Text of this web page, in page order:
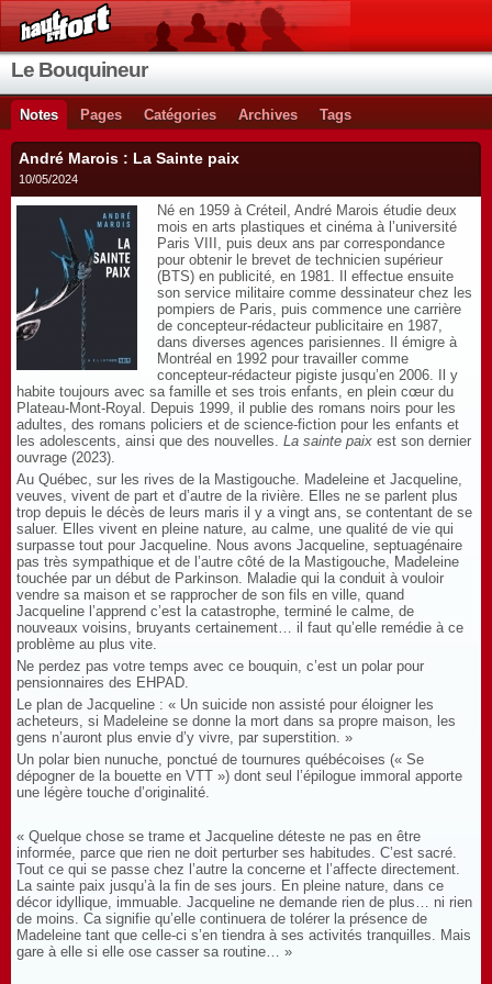
Le Bouquineur
Notes Pages Catégories Archives Tags
André Marois : La Sainte paix
10/05/2024
Né en 1959 à Créteil, André Marois étudie deux
mois en arts plastiques et cinéma à l’université
Paris VIII, puis deux ans par correspondance
pour obtenir le brevet de technicien supérieur
(BTS) en publicité, en 1981. Il effectue ensuite
son service militaire comme dessinateur chez les
pompiers de Paris, puis commence une carrière
de concepteur-rédacteur publicitaire en 1987,
dans diverses agences parisiennes. Il émigre à
Montréal en 1992 pour travailler comme
concepteur-rédacteur pigiste jusqu’en 2006. Il y
habite toujours avec sa famille et ses trois enfants, en plein cœur du
Plateau-Mont-Royal. Depuis 1999, il publie des romans noirs pour les
adultes, des romans policiers et de science-fiction pour les enfants et
les adolescents, ainsi que des nouvelles. La sainte paix est son dernier
ouvrage (2023).
Au Québec, sur les rives de la Mastigouche. Madeleine et Jacqueline,
veuves, vivent de part et d’autre de la rivière. Elles ne se parlent plus
trop depuis le décès de leurs maris il y a vingt ans, se contentant de se
saluer. Elles vivent en pleine nature, au calme, une qualité de vie qui
surpasse tout pour Jacqueline. Nous avons Jacqueline, septuagénaire
pas très sympathique et de l’autre côté de la Mastigouche, Madeleine
touchée par un début de Parkinson. Maladie qui la conduit à vouloir
vendre sa maison et se rapprocher de son fils en ville, quand
Jacqueline l’apprend c’est la catastrophe, terminé le calme, de
nouveaux voisins, bruyants certainement… il faut qu’elle remédie à ce
problème au plus vite.
Ne perdez pas votre temps avec ce bouquin, c’est un polar pour
pensionnaires des EHPAD.
Le plan de Jacqueline : « Un suicide non assisté pour éloigner les
acheteurs, si Madeleine se donne la mort dans sa propre maison, les
gens n’auront plus envie d’y vivre, par superstition. »
Un polar bien nunuche, ponctué de tournures québécoises (« Se
dépogner de la bouette en VTT ») dont seul l’épilogue immoral apporte
une légère touche d’originalité.
« Quelque chose se trame et Jacqueline déteste ne pas en être
informée, parce que rien ne doit perturber ses habitudes. C’est sacré.
Tout ce qui se passe chez l’autre la concerne et l’affecte directement.
La sainte paix jusqu’à la fin de ses jours. En pleine nature, dans ce
décor idyllique, immuable. Jacqueline ne demande rien de plus… ni rien
de moins. Ca signifie qu’elle continuera de tolérer la présence de
Madeleine tant que celle-ci s’en tiendra à ses activités tranquilles. Mais
gare à elle si elle ose casser sa routine… »